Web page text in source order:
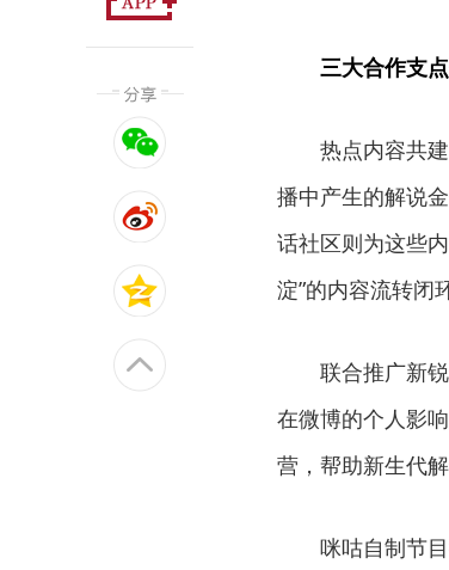
三大合作支
热点内容共
播中产生的解说
话社区则为这些
淀”的内容流转闭环
联合推广新
在微博的个人影
营，帮助新生代
咪咕自制节